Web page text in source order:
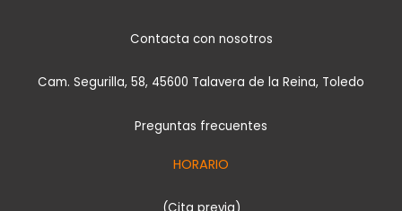
Contacta con nosotros
Cam. Segurilla, 58, 45600 Talavera de la Reina, Toledo
Preguntas frecuentes
HORARIO